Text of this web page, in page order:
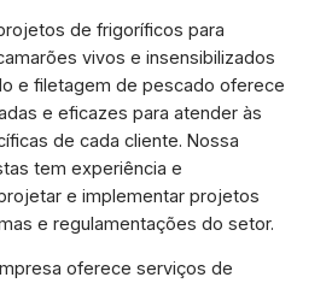
de frigoríficos para
vivos e insensibilizados
e filetagem de pescado oferece
e eficazes para atender às
de cada cliente. Nossa
tem experiência e
e implementar projetos
e regulamentações do setor.
oferece serviços de